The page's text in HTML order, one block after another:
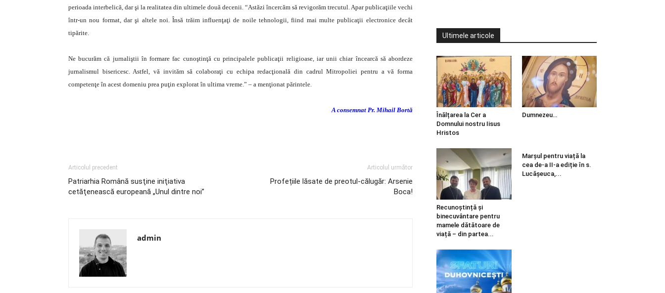
perioada interbelică, dar şi la realitatea din ultimele două decenii. “Astăzi încercăm să revigorăm trecutul. Apar publicaţiile vechi
într-un nou format, dar şi altele noi. Însă trăim influenţaţi de noile tehnologii, fiind mai multe publicaţii electronice decât
tipărite.
Ne bucurăm că jurnaliştii în formare fac cunoştinţă cu principalele publicaţii religioase, iar unii chiar încearcă să abordeze
jurnalismul bisericesc. Astfel, vă invităm să colaboraţi cu echipa redacţională din cadrul Mitropoliei pentru a vă forma
competenţe în acest domeniu prea puţin explorat în ultima vreme.” – a menţionat părintele.
A consemnat Pr. Mihail Bortă
Articolul precedent
Patriarhia Română susţine iniţiativa
cetăţenească europeană „Unul dintre noi”
Articolul următor
Profețiile lăsate de preotul-călugăr: Arsenie
Boca!
admin
Ultimele articole
Înălțarea la Cer a
Domnului nostru Iisus
Hristos
Dumnezeu…
Recunoștință și
binecuvântare pentru
mamele dătătoare de
viață – din partea...
Marșul pentru viață la
cea de-a II-a ediție în s.
Lucășeuca,...